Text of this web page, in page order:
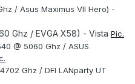
/ Asus Maximus VII Hero) -
Ghz / EVGA X58) - Vista Pic.
@ 5060 Ghz / ASUS
Ghz / DFI LANparty UT